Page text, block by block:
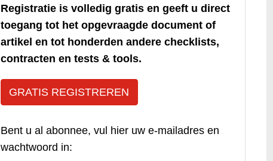
Registratie is volledig gratis en geeft u direct
toegang tot het opgevraagde document of
artikel en tot honderden andere checklists,
contracten en tests & tools.
GRATIS REGISTREREN
Bent u al abonnee, vul hier uw e-mailadres en
wachtwoord in: